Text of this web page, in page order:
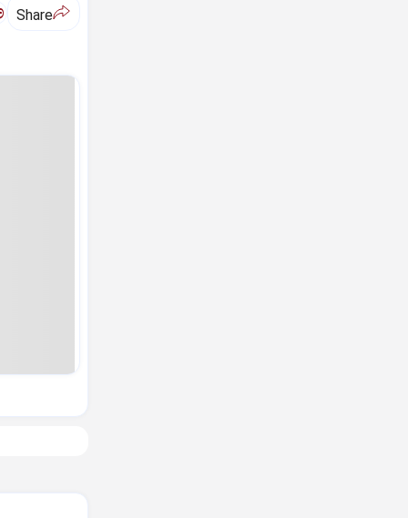
Share